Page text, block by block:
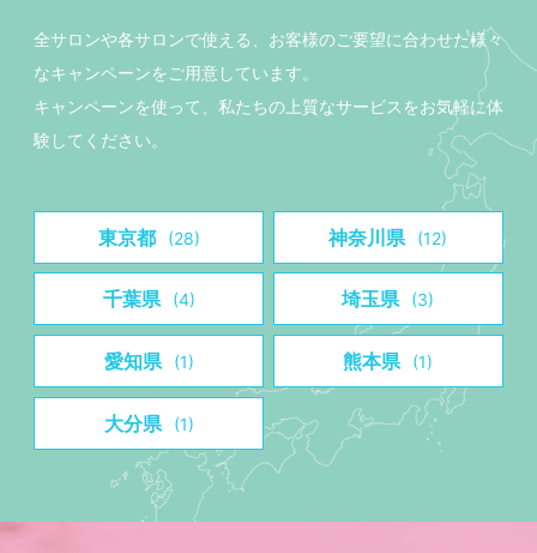
全サロンや各サロンで使える、お客様のご要望に合わせた様々
なキャンペーンをご用意しています。
キャンペーンを使って、私たちの上質なサービスをお気軽に体
験してください。
東京都 (28) 神奈川県 (12)
千葉県 (4) 埼玉県 (3)
愛知県 (1) 熊本県 (1)
大分県 (1)